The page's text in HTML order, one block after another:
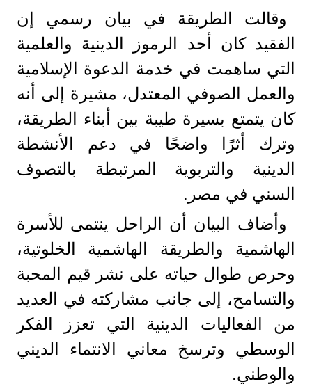
وقالت الطريقة في بيان رسمي إن
الفقيد كان أحد الرموز الدينية والعلمية
التي ساهمت في خدمة الدعوة الإسلامية
والعمل الصوفي المعتدل، مشيرة إلى أنه
كان يتمتع بسيرة طيبة بين أبناء الطريقة،
وترك أثرًا واضحًا في دعم الأنشطة
الدينية والتربوية المرتبطة بالتصوف
السني في مصر.
وأضاف البيان أن الراحل ينتمى للأسرة
الهاشمية والطريقة الهاشمية الخلوتية،
وحرص طوال حياته على نشر قيم المحبة
والتسامح، إلى جانب مشاركته في العديد
من الفعاليات الدينية التي تعزز الفكر
الوسطي وترسخ معاني الانتماء الديني
والوطني.